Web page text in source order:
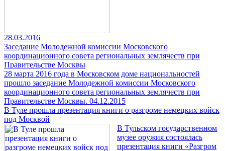
28.03.2016
Заседание Молодежной комиссии Московского
координационного совета региональных землячеств при
Правительстве Москвы
28 марта 2016 года в Московском доме национальностей
прошло заседание Молодежной комиссии Московского
координационного совета региональных землячеств при
Правительстве Москвы. 04.12.2015
В Туле прошла презентация книги о разгроме немецких войск
под Москвой
В Тульском государственном
музее оружия состоялась
презентация книги «Разгром